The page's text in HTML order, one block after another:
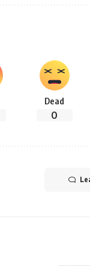
Dead
0